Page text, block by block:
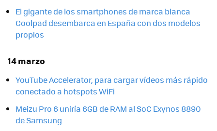
El gigante de los smartphones de marca blanca
Coolpad desembarca en España con dos modelos
propios
14 marzo
YouTube Accelerator, para cargar vídeos más rápido
conectado a hotspots WiFi
Meizu Pro 6 uniría 6GB de RAM al SoC Exynos 8890
de Samsung